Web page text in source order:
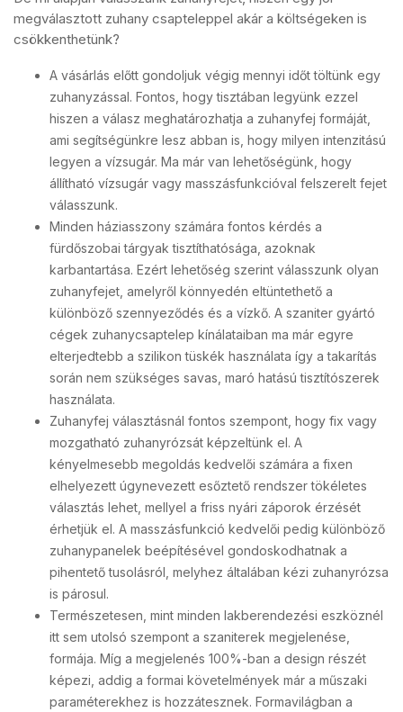
megválasztott zuhany csapteleppel akár a költségeken is
csökkenthetünk?
A vásárlás előtt gondoljuk végig mennyi időt töltünk egy
zuhanyzással. Fontos, hogy tisztában legyünk ezzel
hiszen a válasz meghatározhatja a zuhanyfej formáját,
ami segítségünkre lesz abban is, hogy milyen intenzitású
legyen a vízsugár. Ma már van lehetőségünk, hogy
állítható vízsugár vagy masszásfunkcióval felszerelt fejet
válasszunk.
Minden háziasszony számára fontos kérdés a
fürdőszobai tárgyak tisztíthatósága, azoknak
karbantartása. Ezért lehetőség szerint válasszunk olyan
zuhany­fejet, amelyről könnyedén eltüntethető a
különböző szennyeződés és a vízkő. A szaniter gyártó
cégek zuhanycsaptelep kínálataiban ma már egyre
elterjedtebb a szilikon tüskék használata így a takarítás
során nem szükséges savas, maró hatású tisztítószerek
használata.
Zuhanyfej választásnál fontos szempont, hogy fix vagy
mozgatható zuhany­rózsát képzeltünk el. A
kényelmesebb megoldás kedvelői számára a fixen
elhelyezett úgynevezett esőztető rendszer tökéletes
választás lehet, mellyel a friss nyári záporok érzését
érhetjük el. A masszásfunkció kedvelői pedig különböző
zuhanypanelek beépítésével gondoskodhatnak a
pihentető tusolásról, melyhez általában kézi zuhanyrózsa
is párosul.
Természetesen, mint minden lakberendezési eszköznél
itt sem utolsó szempont a szaniterek megjelenése,
formája. Míg a megjelenés 100%-ban a design részét
képezi, addig a formai követelmények már a műszaki
paraméterekhez is hozzátesznek. Formavilágban a